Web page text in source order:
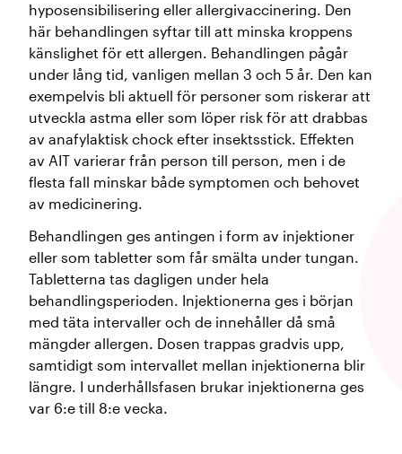
hyposensibilisering eller allergivaccinering. Den
här behandlingen syftar till att minska kroppens
känslighet för ett allergen. Behandlingen pågår
under lång tid, vanligen mellan 3 och 5 år. Den kan
exempelvis bli aktuell för personer som riskerar att
utveckla astma eller som löper risk för att drabbas
av anafylaktisk chock efter insektsstick. Effekten
av AIT varierar från person till person, men i de
flesta fall minskar både symptomen och behovet
av medicinering.
Behandlingen ges antingen i form av injektioner
eller som tabletter som får smälta under tungan.
Tabletterna tas dagligen under hela
behandlingsperioden. Injektionerna ges i början
med täta intervaller och de innehåller då små
mängder allergen. Dosen trappas gradvis upp,
samtidigt som intervallet mellan injektionerna blir
längre. I underhållsfasen brukar injektionerna ges
var 6:e till 8:e vecka.